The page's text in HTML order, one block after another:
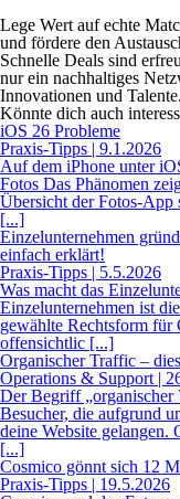
Lege Wert auf echte
und fördere den
Schnelle Deals sind
nur ein nachhaltiges
Innovationen und Talente.
Könnte dich auch
iOS 26 Probleme
Praxis-Tipps | 9.1.2026
Auf dem iPhone unter
Fotos Das Phänomen
Übersicht der Fotos-App
[...]
Einzelunternehmen
einfach erklärt!
Praxis-Tipps | 5.5.2026
Was macht das
Einzelunternehmen ist
gewählte Rechtsform
offensichtlic [...]
Organischer Traffic –
Operations & Support |
Der Begriff „organischer
Besucher, die aufgrund
deine Website gelangen.
[...]
Cosmico gönnt sich 12
Praxis-Tipps | 19.5.2026